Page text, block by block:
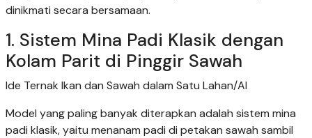
dinikmati secara bersamaan.
1. Sistem Mina Padi Klasik dengan
Kolam Parit di Pinggir Sawah
Ide Ternak Ikan dan Sawah dalam Satu Lahan/AI
Model yang paling banyak diterapkan adalah sistem mina
padi klasik, yaitu menanam padi di petakan sawah sambil